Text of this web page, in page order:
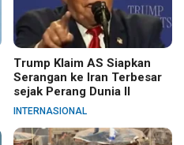
Trump Klaim AS Siapkan
Serangan ke Iran Terbesar
sejak Perang Dunia II
INTERNASIONAL